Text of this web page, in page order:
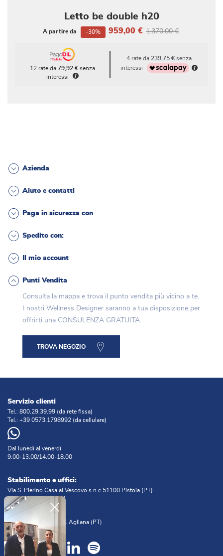
Letto be double h20
A partire da 959,00 € 1.370,00 €
-30%
12 rate da 79,92 €senza
interessi
4 rate da 239,75 €senza
interessi
Azienda
Aiuto e contatti
Paga in sicurezza con
Spedito con:
Il mio account
Punti Vendita
Consulta la mappa e trova il punto vendita più vicino a te.
I nostri Wellness Designer saranno a tua disposizione per
offrirti una CONSULENZA GRATUITA.
TROVA NEGOZIO
Servizio clienti
Tel.: 800.29.39.99 (da rete fissa)
Tel.: +39 0573.1798992 (da cellulare)
Dal lunedì al venerdì
9.00-13.00/14.00-18.00
Stabilimento e uffici:
Via S. Pierino Casa al Vescovo s.n.c 51100 Pistoia (PT)
Tel:+39 0573.382781
Sede legale:
Via Prato n. 16, 51031 Agliana (PT)